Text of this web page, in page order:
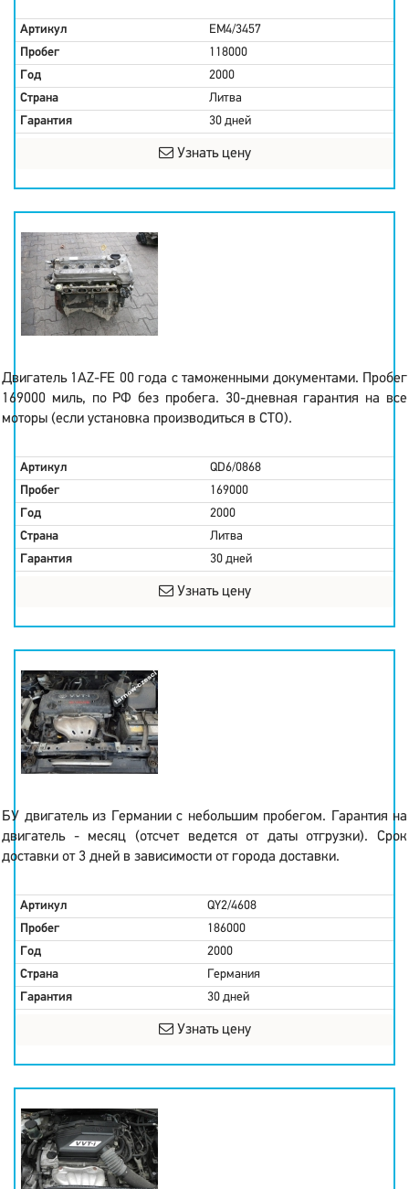
Артикул
EM4/3457
Пробег
118000
Год
2000
Страна
Литва
Гарантия
30 дней
Узнать цену
Двигатель 1AZ-FE 00 года с таможенными документами. Пробег
169000 миль, по РФ без пробега. 30-дневная гарантия на все
моторы (если установка производиться в СТО).
Артикул
QD6/0868
Пробег
169000
Год
2000
Страна
Литва
Гарантия
30 дней
Узнать цену
БУ двигатель из Германии с небольшим пробегом. Гарантия на
двигатель - месяц (отсчет ведется от даты отгрузки). Срок
доставки от 3 дней в зависимости от города доставки.
Артикул
QY2/4608
Пробег
186000
Год
2000
Страна
Германия
Гарантия
30 дней
Узнать цену